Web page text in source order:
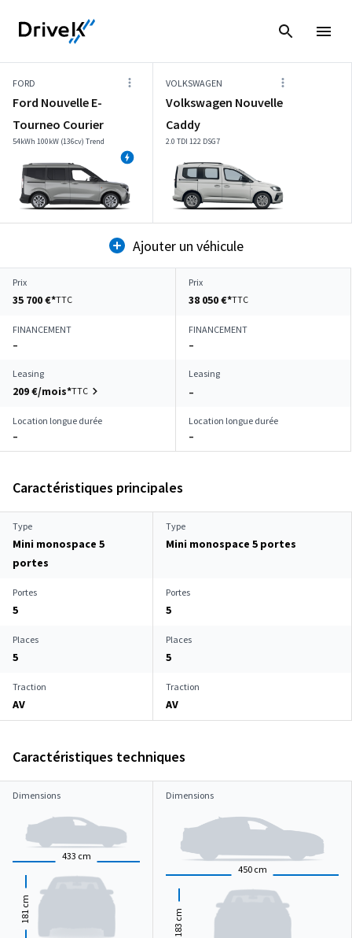
FORD
Ford Nouvelle E-
Tourneo Courier
54kWh 100kW (136cv) Trend
VOLKSWAGEN
Volkswagen Nouvelle
Caddy
2.0 TDI 122 DSG7
Ajouter un véhicule
Prix
35 700 €*TTC
Prix
38 050 €*TTC
FINANCEMENT
–
FINANCEMENT
–
Leasing
209 €/mois*TTC
Leasing
–
Location longue durée
–
Location longue durée
–
Caractéristiques principales
Type
Mini monospace 5
portes
Type
Mini monospace 5 portes
Portes
5
Portes
5
Places
5
Places
5
Traction
AV
Traction
AV
Caractéristiques techniques
Dimensions
433 cm
181
cm
Dimensions
450 cm
183
cm